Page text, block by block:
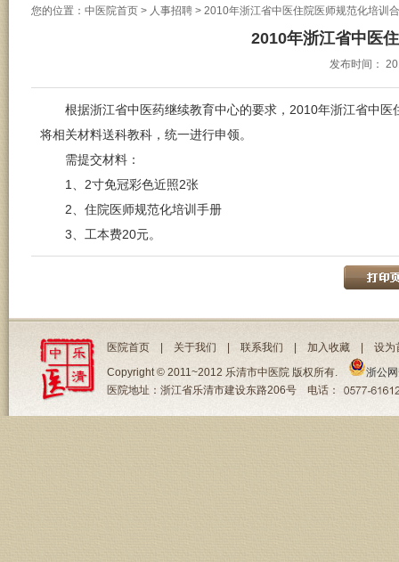
您的位置： 中医院首页 > 人事招聘 > 2010年浙江省中医住院医师规范化培训
2010年浙江省中医
发布时间：
根据浙江省中医药继续教育中心的要求，2010年浙江省中医
将相关材料送科教科，统一进行申领。
需提交材料：
1、2寸免冠彩色近照2张
2、住院医师规范化培训手册
3、工本费20元。
医院首页 关于我们 联系我们 加入收藏
设为
Copyright © 2011~2012 乐清市中医院 版权所有.
浙公
医院地址：浙江省乐清市建设东路206号 电话：